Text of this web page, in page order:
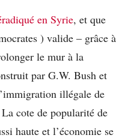
en Syrie, et que
) valide – grâce à
le mur à la
par G.W. Bush et
illégale de
cote de popularité de
haute et l’économie se